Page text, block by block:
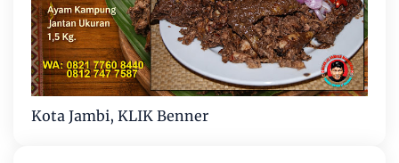
Kota Jambi, KLIK Benner